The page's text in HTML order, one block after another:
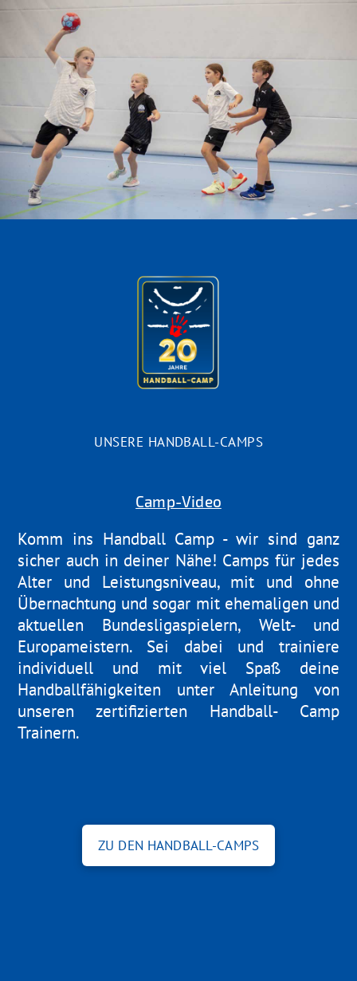
UNSERE HANDBALL-CAMPS
Camp-Video
Komm ins Handball Camp - wir sind ganz
sicher auch in deiner Nähe! Camps für jedes
Alter und Leistungsniveau, mit und ohne
Übernachtung und sogar mit ehemaligen und
aktuellen Bundesligaspielern, Welt- und
Europameistern. Sei dabei und trainiere
individuell und mit viel Spaß deine
Handballfähigkeiten unter Anleitung von
unseren zertifizierten Handball- Camp
Trainern.
ZU DEN HANDBALL-CAMPS